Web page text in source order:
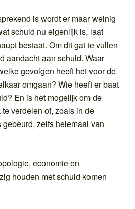
is wordt er maar weinig
schuld nu eigenlijk is, laat
bestaat. Om dit gat te vullen
aandacht aan schuld. Waar
gevolgen heeft het voor de
omgaan? Wie heeft er baat
En is het mogelijk om de
verdelen of, zoals in de
zelfs helemaal van
economie en
houden met schuld komen